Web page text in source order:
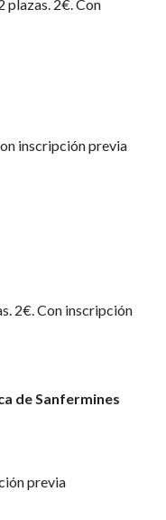
plazas. 2€. Con
inscripción previa
2€. Con inscripción
de Sanfermines
previa